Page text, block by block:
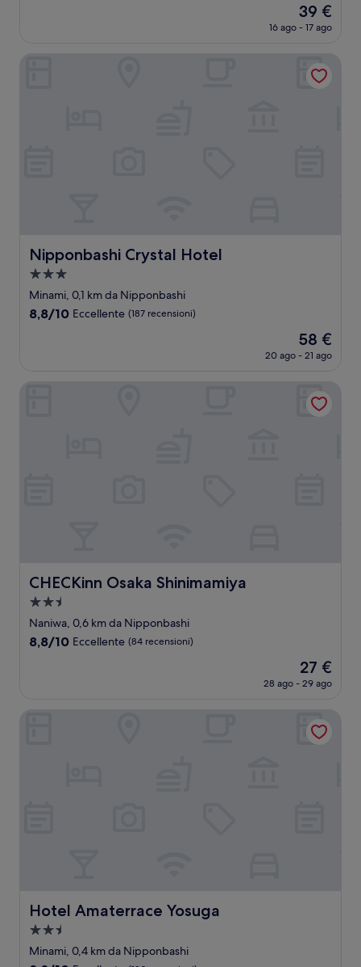
recensioni)
Il
prezzo
attuale
39 €
39 €
16 ago - 17 ago
Nipponbashi Crystal Hotel
Nipponbashi Crystal Hotel
Struttura
a
3.0
Minami, 0,1 km da Nipponbashi
8.8
recensioni)
8,8/10 Eccellente (187 recensioni)
Il
prezzo
attuale
58 €
58 €
20 ago - 21 ago
CHECKinn Osaka Shinimamiya
CHECKinn Osaka Shinimamiya
Struttura
a
2.5
Naniwa, 0,6 km da Nipponbashi
8.8
recensioni)
8,8/10 Eccellente (84 recensioni)
Il
prezzo
attuale
27 €
27 €
28 ago - 29 ago
Hotel Amaterrace Yosuga
Hotel Amaterrace Yosuga
Struttura
a
Minami, 0,4 km da Nipponbashi